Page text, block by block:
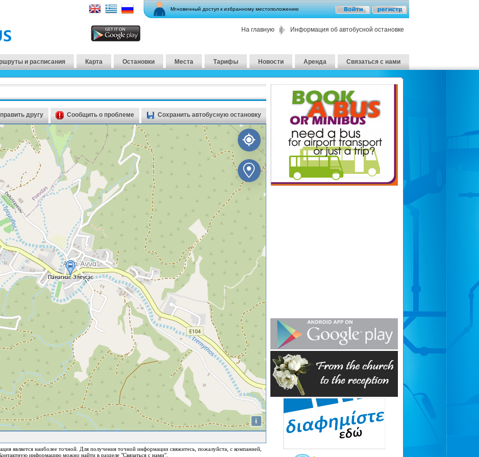
Мгновенный доступ к избранному местоположению
На главную Информация об автобусной остановке
и расписания Карта Остановки Места Тарифы Новости Аренда Связаться с нами
другу Сообщить о проблеме Сохранить автобусную остановку
i
является наиболее точной. Для получения точной информации свяжитесь, пожалуйста, с компанией,
информацию можно найти в разделе "Связаться с нами".